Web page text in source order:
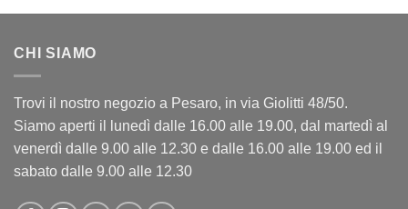
CHI SIAMO
Trovi il nostro negozio a Pesaro, in via Giolitti 48/50.
Siamo aperti il lunedì dalle 16.00 alle 19.00, dal martedì al
venerdì dalle 9.00 alle 12.30 e dalle 16.00 alle 19.00 ed il
sabato dalle 9.00 alle 12.30